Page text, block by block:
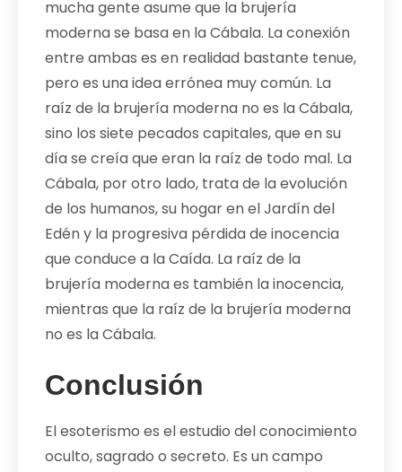
mucha gente asume que la brujería
moderna se basa en la Cábala. La conexión
entre ambas es en realidad bastante tenue,
pero es una idea errónea muy común. La
raíz de la brujería moderna no es la Cábala,
sino los siete pecados capitales, que en su
día se creía que eran la raíz de todo mal. La
Cábala, por otro lado, trata de la evolución
de los humanos, su hogar en el Jardín del
Edén y la progresiva pérdida de inocencia
que conduce a la Caída. La raíz de la
brujería moderna es también la inocencia,
mientras que la raíz de la brujería moderna
no es la Cábala.
Conclusión
El esoterismo es el estudio del conocimiento
oculto, sagrado o secreto. Es un campo